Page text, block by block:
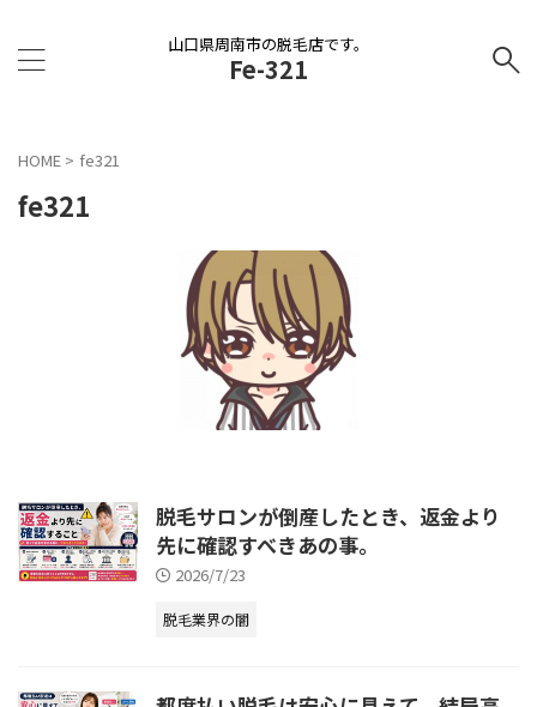
山口県周南市の脱毛店です。
Fe-321
HOME > fe321
fe321
脱毛サロンが倒産したとき、返金より
先に確認すべきあの事。
2026/7/23
脱毛業界の闇